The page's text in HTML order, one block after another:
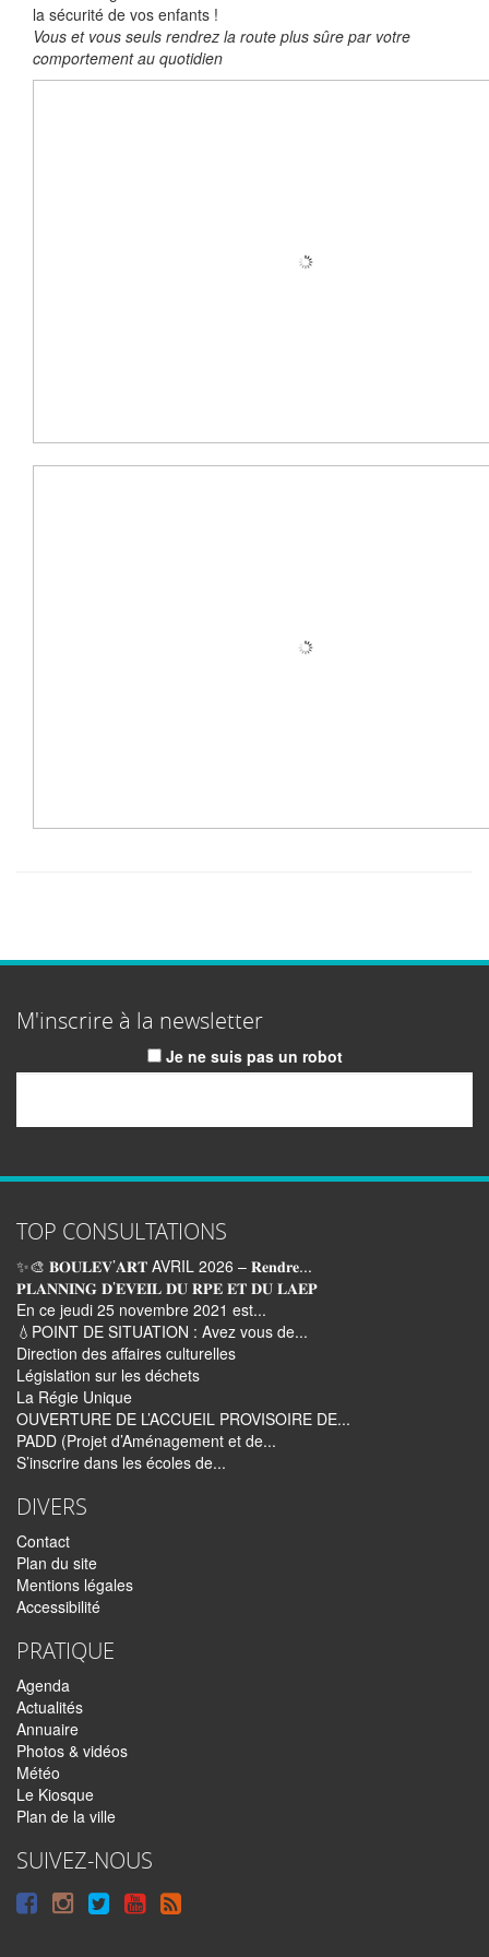
la sécurité de vos enfants !
Vous et vous seuls rendrez la route plus sûre par votre
comportement au quotidien
M'inscrire à la newsletter
Je ne suis pas un robot
TOP CONSULTATIONS
✨🎨 𝐁𝐎𝐔𝐋𝐄𝐕’𝐀𝐑𝐓 AVRIL 2026 – 𝐑𝐞𝐧𝐝𝐫𝐞...
𝐏𝐋𝐀𝐍𝐍𝐈𝐍𝐆 𝐃’𝐄𝐕𝐄𝐈𝐋 𝐃𝐔 𝐑𝐏𝐄 𝐄𝐓 𝐃𝐔 𝐋𝐀𝐄𝐏
En ce jeudi 25 novembre 2021 est...
💧POINT DE SITUATION : Avez vous de...
Direction des affaires culturelles
Législation sur les déchets
La Régie Unique
OUVERTURE DE L’ACCUEIL PROVISOIRE DE...
PADD (Projet d’Aménagement et de...
S’inscrire dans les écoles de...
DIVERS
Contact
Plan du site
Mentions légales
Accessibilité
PRATIQUE
Agenda
Actualités
Annuaire
Photos & vidéos
Météo
Le Kiosque
Plan de la ville
SUIVEZ-NOUS
SuivreSuivreSuivreSyndiquer